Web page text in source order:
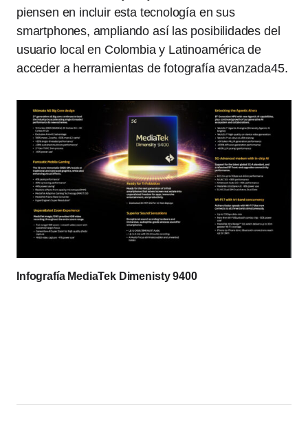
piensen en incluir esta tecnología en sus
smartphones, ampliando así las posibilidades del
usuario local en Colombia y Latinoamérica de
acceder a herramientas de fotografía avanzada45.
Infografía MediaTek Dimenisty 9400